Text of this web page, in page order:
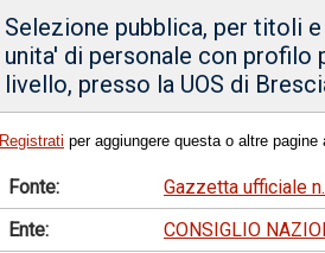
Selezione pubblica, per titoli
unita' di personale con
livello, presso la UOS di
Registrati per aggiungere questa o altre
Fonte:
Gazzetta ufficiale
Ente:
CONSIGLIO